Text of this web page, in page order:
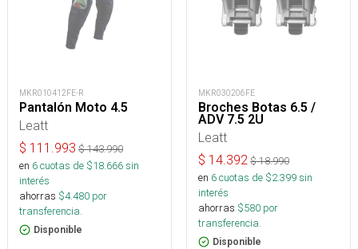
MKR010412FE-R
Pantalón Moto 4.5
Leatt
$ 111.993 $143.990
en 6cuotas de $18.666sin
interés
ahorras $4.480 por
transferencia.
Disponible
MKR030206FE
Broches Botas 6.5 /
ADV 7.5 2U
Leatt
$ 14.392 $18.990
en 6cuotas de $2.399sin
interés
ahorras $580 por
transferencia.
Disponible